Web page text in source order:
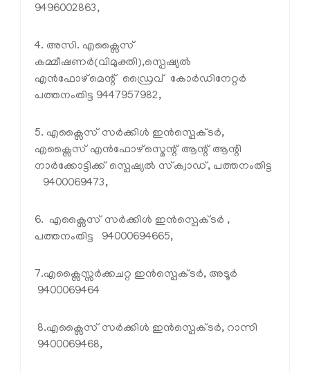
9496002863,
4. അസി. എക്സൈസ്
കമ്മീഷണര്‍(വിമുക്തി),സ്പെഷ്യല്‍
എന്‍ഫോഴ്മെന്റ് ഡ്രൈവ് കോര്‍ഡിനേറ്റര്‍
പത്തനംതിട്ട 9447957982,
5. എക്സൈസ് സര്‍ക്കിള്‍ ഇന്‍സ്പെക്ടര്‍,
എക്സൈസ് എന്‍ഫോഴ്സ്മെന്റ് ആന്റ് ആന്റി
നാര്‍ക്കോട്ടിക്ക് സ്പെഷ്യല്‍ സ്‌ക്വാഡ്, പത്തനംതിട്ട
9400069473,
6. എക്സൈസ് സര്‍ക്കിള്‍ ഇന്‍സ്പെക്ടര്‍ ,
പത്തനംതിട്ട 94000694665,
7.എക്സൈസ്സര്‍ക്കചറ്റ ഇന്‍സ്പെക്ടര്‍, അടൂര്‍
9400069464
8.എക്സൈസ് സര്‍ക്കിള്‍ ഇന്‍സ്പെക്ടര്‍, റാന്നി
9400069468,